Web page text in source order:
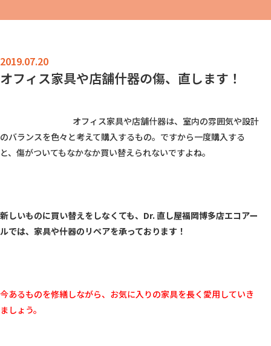
オフィス家具や店舗什器の傷、直します！
のバランスを色々と考えて購入するもの。ですから一度購入する
と、傷がついてもなかなか買い替えられないですよね。
新しいものに買い替えをしなくても、Dr. 直し屋福岡博多店エコアー
ルでは、家具や什器のリペアを承っております！
今あるものを修繕しながら、お気に入りの家具を長く愛用していき
ましょう。